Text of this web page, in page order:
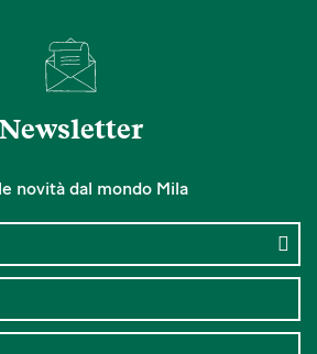
Newsletter
novità dal mondo Mila